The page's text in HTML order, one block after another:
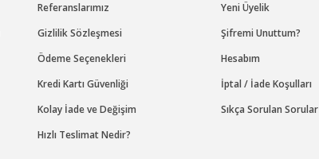
Referanslarımız
Gizlilik Sözleşmesi
Ödeme Seçenekleri
Kredi Kartı Güvenliği
Kolay İade ve Değişim
Hızlı Teslimat Nedir?
Yeni Üyelik
Şifremi Unuttum?
Hesabım
İptal / İade Koşulları
Sıkça Sorulan Sorular